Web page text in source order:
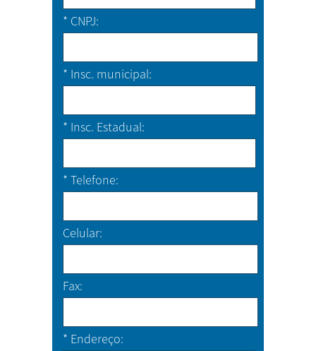
* CNPJ
* Insc. municipal
* Insc. Estadual
* Telefone
Celular
Fax
* Endereço